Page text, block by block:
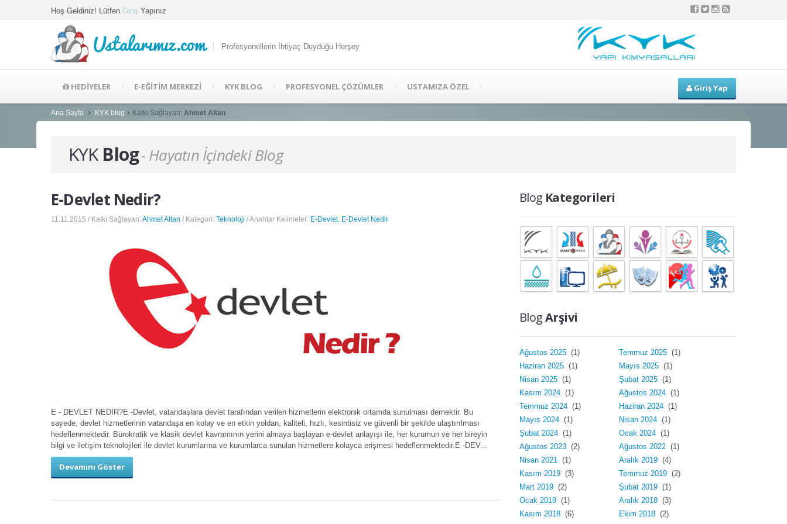
Hoş Geldiniz! Lütfen Giriş Yapınız
Ustalarımız.com Profesyonellerin İhtiyaç Duyduğu Herşey
HEDİYELER E-EĞİTİM MERKEZİ KYK BLOG PROFESYONEL ÇÖZÜMLER USTAMIZA ÖZEL Giriş Yap
Ana Sayfa KYK blog Katkı Sağlayan: Ahmet Altan
KYKBlog- Hayatın İçindeki Blog
E-Devlet Nedir?
11.11.2015 / Katkı Sağlayan:Ahmet Altan / Kategori: Teknoloji / Anahtar Kelimeler: E-Devlet, E-Devlet Nedir
E - DEVLET NEDİR?E -Devlet, vatandaşlara devlet tarafından verilen hizmetlerin elektronik ortamda sunulması demektir. Bu
sayede, devlet hizmetlerinin vatandaşa en kolay ve en etkin yoldan, kaliteli, hızlı, kesintisiz ve güvenli bir şekilde ulaştırılması
hedeflenmektedir. Bürokratik ve klasik devlet kavramının yerini almaya başlayan e-devlet anlayışı ile, her kurumun ve her bireyin
bilgi ve iletişim teknolojileri ile devlet kurumlarına ve kurumlarca sunulan hizmetlere kolayca erişmesi hedeflenmektedir.E -DEV...
Devamını Göster
Blog Kategorileri
BlogArşivi
Ağustos 2025 (1) Temmuz 2025 (1)
Haziran 2025 (1) Mayıs 2025 (1)
Nisan 2025 (1) Şubat 2025 (1)
Kasım 2024 (1) Ağustos 2024 (1)
Temmuz 2024 (1) Haziran 2024 (1)
Mayıs 2024 (1) Nisan 2024 (1)
Şubat 2024 (1) Ocak 2024 (1)
Ağustos 2023 (2) Ağustos 2022 (1)
Nisan 2021
(1) Aralık 2019 (4)
Kasım 2019 (3) Temmuz 2019 (2)
Mart 2019 (2) Şubat 2019 (1)
Ocak 2019 (1) Aralık 2018 (3)
Kasım 2018 (6) Ekim 2018 (2)